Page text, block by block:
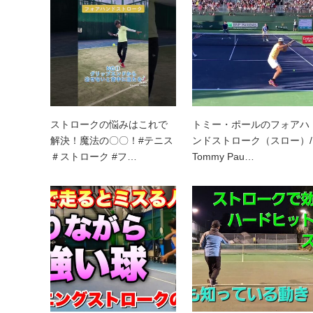
ストロークの悩みはこれで
解決！魔法の〇〇！#テニス
＃ストローク #フ…
トミー・ポールのフォアハ
ンドストローク（スロー）/
Tommy Pau…